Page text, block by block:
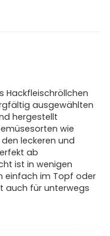
Hackfleischröllchen
ausgewählten
hergestellt
wie
leckeren und
ab
ist in wenigen
einfach im Topf oder
auch für unterwegs